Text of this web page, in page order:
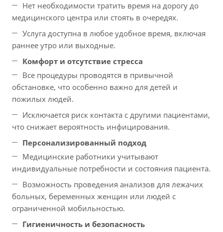
Нет необходимости тратить время на дорогу до
медицинского центра или стоять в очередях.
Услуга доступна в любое удобное время, включая
раннее утро или выходные.
Комфорт и отсутствие стресса
Все процедуры проводятся в привычной
обстановке, что особенно важно для детей и
пожилых людей.
Исключается риск контакта с другими пациентами,
что снижает вероятность инфицирования.
Персонализированный подход
Медицинские работники учитывают
индивидуальные потребности и состояния пациента.
Возможность проведения анализов для лежачих
больных, беременных женщин или людей с
ограниченной мобильностью.
Гигиеничность и безопасность